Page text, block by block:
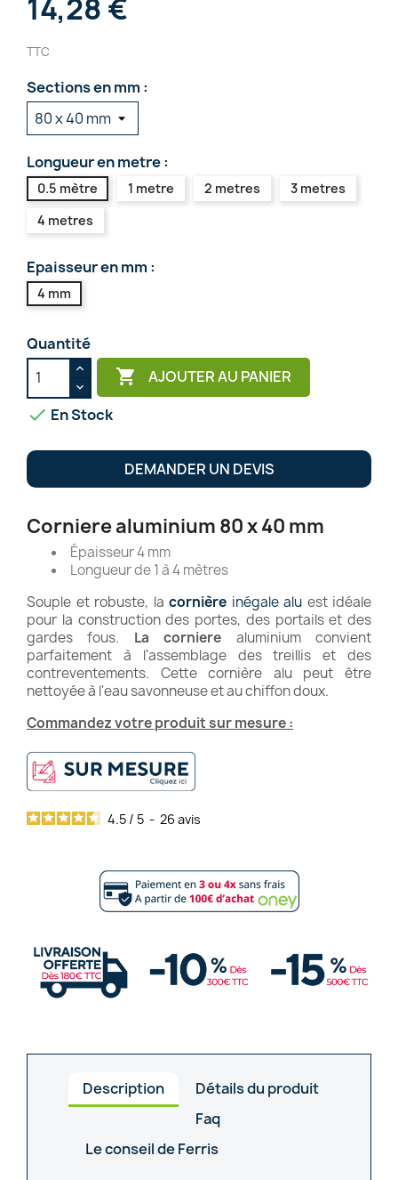
14,28 €
TTC
Sections en mm :
Longueur en metre :
0.5 mètre 1 metre 2 metres
3 metres
4 metres
Epaisseur en mm :
4 mm
Quantité
 AJOUTER AU PANIER
 En Stock
DEMANDER UN DEVIS
Corniere aluminium 80 x 40 mm
Épaisseur 4 mm
Longueur de 1 à 4 mètres
Souple et robuste, la cornière inégale alu est idéale
pour la construction des portes, des portails et des
gardes fous. La corniere aluminium convient
parfaitement à l'assemblage des treillis et des
contreventements. Cette cornière alu peut être
nettoyée à l'eau savonneuse et au chiffon doux.
Commandez votre produit sur mesure :
4.5 / 5 - 26 avis
Description
Détails du produit
Faq
Le conseil de Ferris